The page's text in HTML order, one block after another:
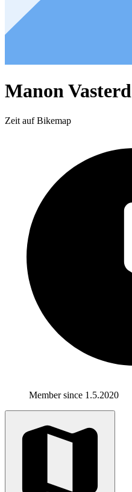
Manon Vasterd
Zeit auf Bikemap
Member since 1.5.2020